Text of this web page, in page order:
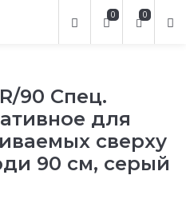
0
0
90 Спец.
для
сверху
90 см, серый